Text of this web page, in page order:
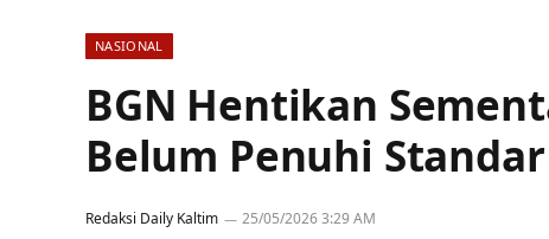
NASIONAL
BGN Hentikan
Belum Penuhi Standar
Redaksi Daily Kaltim 25/05/2026 3:29 AM